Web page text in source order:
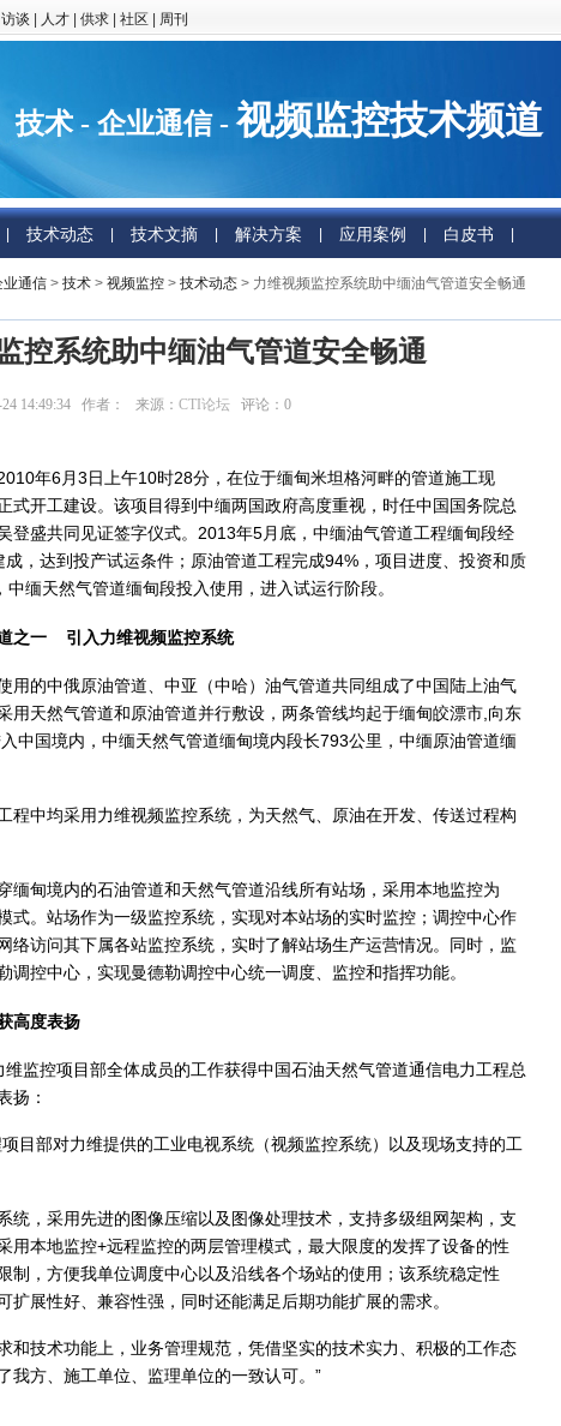
访谈 人才 供求 社区 周刊
技术 - 企业通信 - 视频监控技术频道
技术动态 技术文摘 解决方案 应用案例 白皮书
业通信 > 技术 > 视频监控 > 技术动态 > 力维视频监控系统助中缅油气管道安全畅通
控系统助中缅油气管道安全畅通
24 14:49:34 作者： 来源： CTI论坛 评论： 0
年6月3日上午10时28分，在位于缅甸米坦格河畔的管道施工现
式开工建设。该项目得到中缅两国政府高度重视，时任中国国务院总
登盛共同见证签字仪式。2013年5月底，中缅油气管道工程缅甸段经
，达到投产试运条件；原油管道工程完成94%，项目进度、投资和质
缅天然气管道缅甸段投入使用，进入试运行阶段。
之一 引入力维视频监控系统
的中俄原油管道、中亚（中哈）油气管道共同组成了中国陆上油气
用天然气管道和原油管道并行敷设，两条管线均起于缅甸皎漂市,向东
中国境内，中缅天然气管道缅甸境内段长793公里，中缅原油管道缅
中均采用力维视频监控系统，为天然气、原油在开发、传送过程构
甸境内的石油管道和天然气管道沿线所有站场，采用本地监控为
式。站场作为一级监控系统，实现对本站场的实时监控；调控中心作
络访问其下属各站监控系统，实时了解站场生产运营情况。同时，监
调控中心，实现曼德勒调控中心统一调度、监控和指挥功能。
高度表扬
控项目部全体成员的工作获得中国石油天然气管道通信电力工程总
扬：
部对力维提供的工业电视系统（视频监控系统）以及现场支持的工
，采用先进的图像压缩以及图像处理技术，支持多级组网架构，支
用本地监控+远程监控的两层管理模式，最大限度的发挥了设备的性
制，方便我单位调度中心以及沿线各个场站的使用；该系统稳定性
扩展性好、兼容性强，同时还能满足后期功能扩展的需求。
技术功能上，业务管理规范，凭借坚实的技术实力、积极的工作态
我方、施工单位、监理单位的一致认可。”